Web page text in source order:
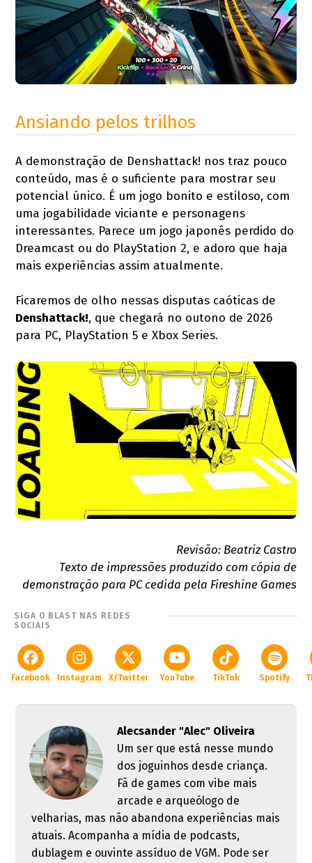
Ansiando pelos trilhos
A demonstração de Denshattack! nos traz pouco
conteúdo, mas é o suficiente para mostrar seu
potencial único. É um jogo bonito e estiloso, com
uma jogabilidade viciante e personagens
interessantes. Parece um jogo japonês perdido do
Dreamcast ou do PlayStation 2, e adoro que haja
mais experiências assim atualmente.
Ficaremos de olho nessas disputas caóticas de
Denshattack!, que chegará no outono de 2026
para PC, PlayStation 5 e Xbox Series.
Revisão: Beatriz Castro
Texto de impressões produzido com cópia de
demonstração para PC cedida pela Fireshine Games
SIGA O BLAST NAS REDES
SOCIAIS
Facebook Instagram X/Twitter YouTube TikTok Spotify
Alecsander "Alec" Oliveira
Um ser que está nesse mundo
dos joguinhos desde criança.
Fã de games com vibe mais
arcade e arqueólogo de
velharias, mas não abandona experiências mais
atuais. Acompanha a mídia de podcasts,
dublagem e ouvinte assíduo de VGM. Pode ser